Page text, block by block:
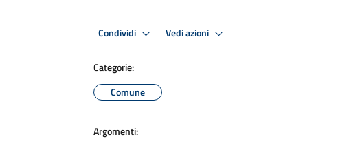
Condividi Vedi azioni
Categorie:
Comune
Argomenti: